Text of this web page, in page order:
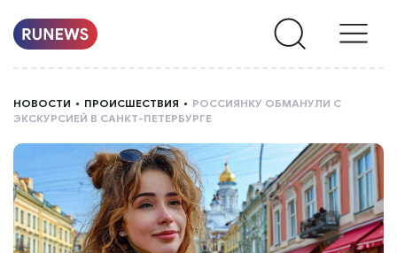
О
НАС
НОВОСТИ ПРОИСШЕСТВИЯ
РОССИЯНКУ ОБМАНУЛИ С
ЭКСКУРСИЕЙ В САНКТ-ПЕТЕРБУРГЕ